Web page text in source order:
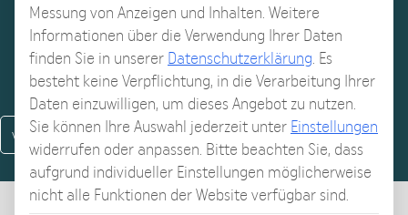
vorheriges Video nächstes Video
Messung von Anzeigen und Inhalten. Weitere
Informationen über die Verwendung Ihrer Daten
finden Sie in unserer Datenschutzerklärung Es
besteht keine Verpflichtung, in die Verarbeitung Ihrer
Daten einzuwilligen, um dieses Angebot zu nutzen.
Sie können Ihre Auswahl jederzeit unter Einstellungen
widerrufen oder anpassen. Bitte beachten Sie, dass
aufgrund individueller Einstellungen möglicherweise
nicht alle Funktionen der Website verfügbar sind.